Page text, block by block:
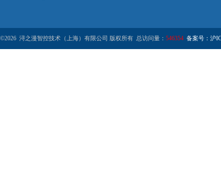
©2026 浔之漫智控技术（上海）有限公司 版权所有 总访问量： 546354 备案号：沪